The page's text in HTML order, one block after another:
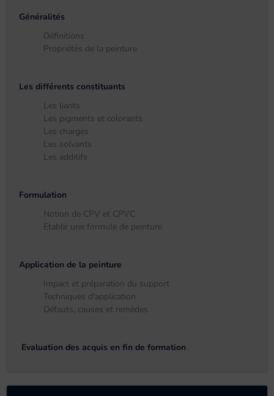
Généralités
Définitions
Propriétés de la peinture
Les différents constituants
Les liants
Les pigments et colorants
Les charges
Les solvants
Les additifs
Formulation
Notion de CPV et CPVC
Etablir une formule de peinture
Application de la peinture
Impact et préparation du support
Techniques d'application
Défauts, causes et remèdes
Evaluation des acquis en fin de formation